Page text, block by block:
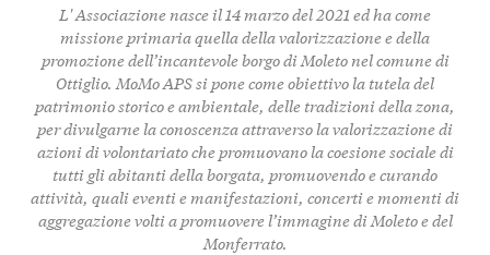
L' Associazione nasce il 14 marzo del 2021 ed ha come
missione primaria quella della valorizzazione e della
promozione dell’incantevole borgo di Moleto nel comune di
Ottiglio. MoMo APS si pone come obiettivo la tutela del
patrimonio storico e ambientale, delle tradizioni della zona,
per divulgarne la conoscenza attraverso la valorizzazione di
azioni di volontariato che promuovano la coesione sociale di
tutti gli abitanti della borgata, promuovendo e curando
attività, quali eventi e manifestazioni, concerti e momenti di
aggregazione volti a promuovere l’immagine di Moleto e del
Monferrato.